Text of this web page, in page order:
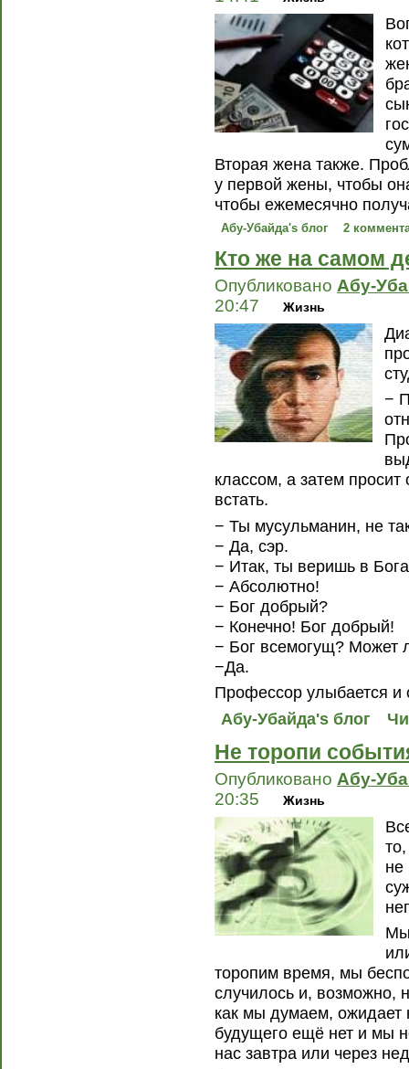
Вторая жена также.
у первой жены, чтобы
чтобы ежемесячно
Абу-Убайда's блог 2
Кто же на самом
Опубликовано Абу-
20:47
Жизнь
−
классом, а затем просит
встать.
− Ты мусульманин, не
− Да, сэр.
− Итак, ты веришь в
− Абсолютно!
− Бог добрый?
− Конечно! Бог добрый!
− Бог всемогущ? Может
−Да.
Профессор улыбается и
Абу-Убайда's блог
Не торопи
Опубликовано Абу-
20:35
Жизнь
не
Мы
торопим время, мы
случилось и, возможно,
как мы думаем, ожидает
будущего ещё нет и мы
нас завтра или через